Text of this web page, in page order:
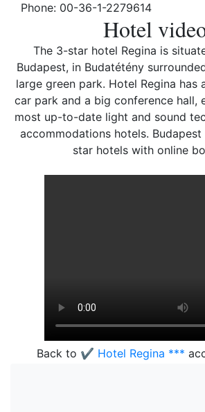
Phone: 00-36-1-2279614
Hotel
The 3-star hotel Regina is
Budapest, in Budatétény
large green park. Hotel Regina has
car park and a big conference hall,
most up-to-date light and sound
accommodations hotels.
star hotels with online
Back to ✔️ Hotel Regina ***